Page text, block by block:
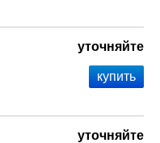
уточняйте
уточняйте